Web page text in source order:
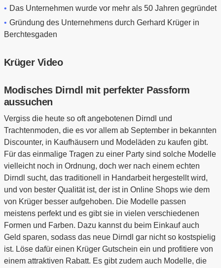
Das Unternehmen wurde vor mehr als 50 Jahren gegründet
Gründung des Unternehmens durch Gerhard Krüger in
Berchtesgaden
Krüger Video
Modisches Dirndl mit perfekter Passform
aussuchen
Vergiss die heute so oft angebotenen Dirndl und
Trachtenmoden, die es vor allem ab September in bekannten
Discounter, in Kaufhäusern und Modeläden zu kaufen gibt.
Für das einmalige Tragen zu einer Party sind solche Modelle
vielleicht noch in Ordnung, doch wer nach einem echten
Dirndl sucht, das traditionell in Handarbeit hergestellt wird,
und von bester Qualität ist, der ist in Online Shops wie dem
von Krüger besser aufgehoben. Die Modelle passen
meistens perfekt und es gibt sie in vielen verschiedenen
Formen und Farben. Dazu kannst du beim Einkauf auch
Geld sparen, sodass das neue Dirndl gar nicht so kostspielig
ist. Löse dafür einen Krüger Gutschein ein und profitiere von
einem attraktiven Rabatt. Es gibt zudem auch Modelle, die